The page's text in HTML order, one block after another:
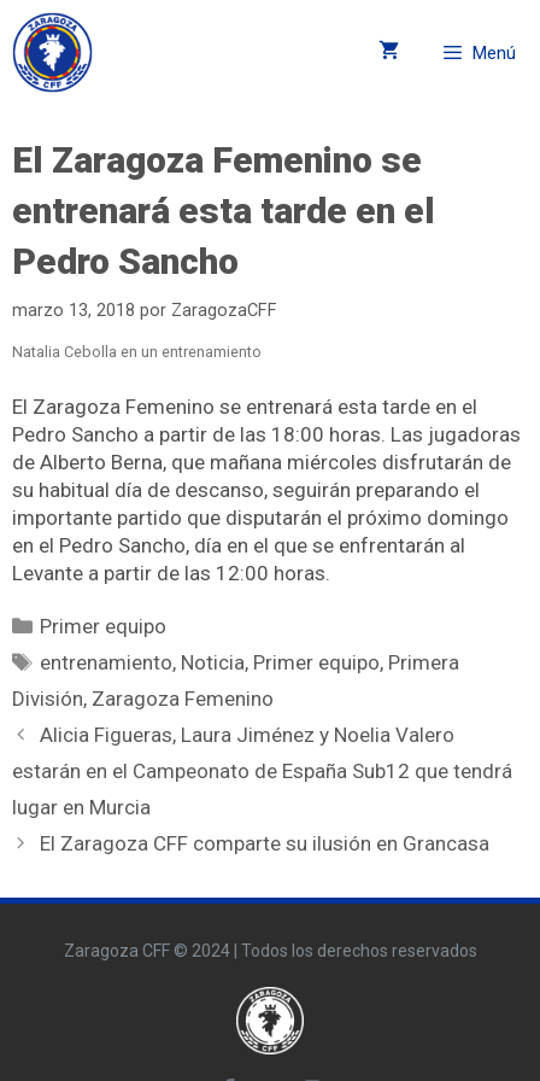
Menú
El Zaragoza Femenino se
entrenará esta tarde en el
Pedro Sancho
marzo 13, 2018 por ZaragozaCFF
Natalia Cebolla en un entrenamiento
El Zaragoza Femenino se entrenará esta tarde en el
Pedro Sancho a partir de las 18:00 horas. Las jugadoras
de Alberto Berna, que mañana miércoles disfrutarán de
su habitual día de descanso, seguirán preparando el
importante partido que disputarán el próximo domingo
en el Pedro Sancho, día en el que se enfrentarán al
Levante a partir de las 12:00 horas.
Primer equipo
entrenamiento, Noticia, Primer equipo, Primera
División, Zaragoza Femenino
Alicia Figueras, Laura Jiménez y Noelia Valero
estarán en el Campeonato de España Sub12 que tendrá
lugar en Murcia
El Zaragoza CFF comparte su ilusión en Grancasa
Zaragoza CFF © 2024 | Todos los derechos reservados